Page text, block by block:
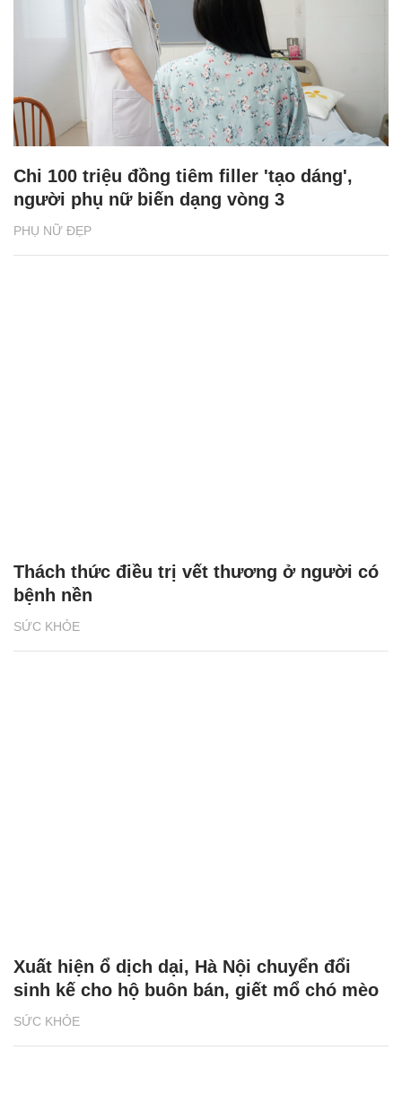
PHỤ NỮ ĐẸP
Chi 100 triệu đồng tiêm filler 'tạo dáng',
người phụ nữ biến dạng vòng 3
SỨC KHỎE
Thách thức điều trị vết thương ở người có
bệnh nền
SỨC KHỎE
Xuất hiện ổ dịch dại, Hà Nội chuyển đổi
sinh kế cho hộ buôn bán, giết mổ chó mèo